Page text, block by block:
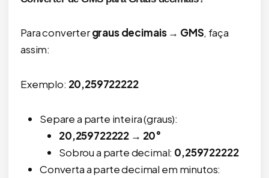
Para convertergraus decimais → GMS, faça
assim:
Exemplo: 20,259722222
Separe a parte inteira (graus):
20,259722222 → 20°
Sobrou a parte decimal: 0,259722222
Converta a parte decimal em minutos: